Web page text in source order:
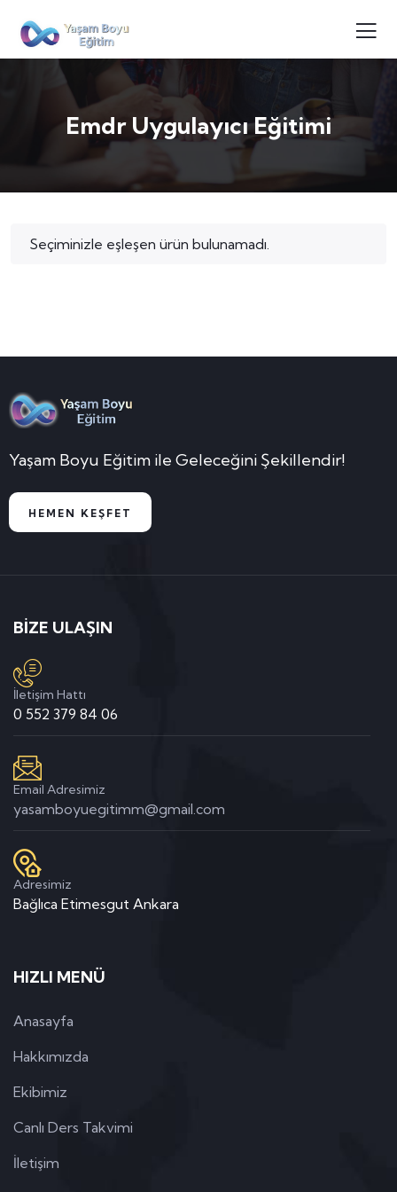
Emdr Uygulayıcı Eğitimi
Seçiminizle eşleşen ürün bulunamadı.
Yaşam Boyu Eğitim ile Geleceğini Şekillendir!
HEMEN KEŞFET
BİZE ULAŞIN
İletişim Hattı
0 552 379 84 06
Email Adresimiz
yasamboyuegitimm@gmail.com
Adresimiz
Bağlıca Etimesgut Ankara
HIZLI MENÜ
Anasayfa
Hakkımızda
Ekibimiz
Canlı Ders Takvimi
İletişim